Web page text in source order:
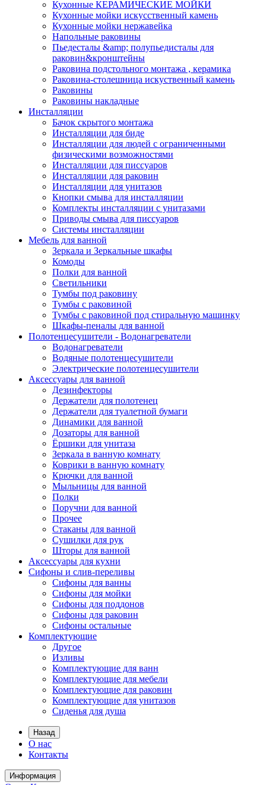
Кухонные КЕРАМИЧЕСКИЕ МОЙКИ
Кухонные мойки искусственный камень
Кухонные мойки нержавейка
Напольные раковины
Пьедесталы &amp; полупьедисталы для
раковин&кронштейны
Раковина подстольного монтажа , керамика
Раковина-столешница искуственный камень
Раковины
Раковины накладные
Инсталляции
Бачок скрытого монтажа
Инсталляции для биде
Инсталляции для людей с ограниченными
физическими возможностями
Инсталляции для писсуаров
Инсталляции для раковин
Инсталляции для унитазов
Кнопки смыва для инсталляции
Комплекты инсталляции с унитазами
Приводы смыва для писсуаров
Системы инсталляции
Мебель для ванной
Зеркала и Зеркальные шкафы
Комоды
Полки для ванной
Светильники
Тумбы под раковину
Тумбы с раковиной
Тумбы с раковиной под стиральную машинку
Шкафы-пеналы для ванной
Полотенцесушители - Водонагреватели
Водонагреватели
Водяные полотенцесушители
Электрические полотенцесушители
Аксессуары для ванной
Дезинфекторы
Держатели для полотенец
Держатели для туалетной бумаги
Динамики для ванной
Дозаторы для ванной
Ёршики для унитаза
Зеркала в ванную комнату
Коврики в ванную комнату
Крючки для ванной
Мыльницы для ванной
Полки
Поручни для ванной
Прочее
Стаканы для ванной
Сушилки для рук
Шторы для ванной
Аксессуары для кухни
Сифоны и слив-переливы
Сифоны для ванны
Сифоны для мойки
Сифоны для поддонов
Сифоны для раковин
Сифоны остальные
Комплектующие
Другое
Изливы
Комплектующие для ванн
Комплектующие для мебели
Комплектующие для раковин
Комплектующие для унитазов
Сиденья для душа
Назад
О нас
Контакты
Информация